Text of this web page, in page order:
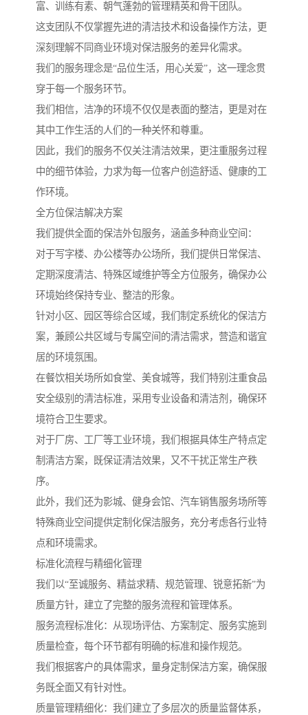
富、训练有素、朝气蓬勃的管理精英和骨干团队。
这支团队不仅掌握先进的清洁技术和设备操作方法，更
深刻理解不同商业环境对保洁服务的差异化需求。
我们的服务理念是“品位生活，用心关爱”，这一理念贯
穿于每一个服务环节。
我们相信，洁净的环境不仅仅是表面的整洁，更是对在
其中工作生活的人们的一种关怀和尊重。
因此，我们的服务不仅关注清洁效果，更注重服务过程
中的细节体验，力求为每一位客户创造舒适、健康的工
作环境。
全方位保洁解决方案
我们提供全面的保洁外包服务，涵盖多种商业空间：
对于写字楼、办公楼等办公场所，我们提供日常保洁、
定期深度清洁、特殊区域维护等全方位服务，确保办公
环境始终保持专业、整洁的形象。
针对小区、园区等综合区域，我们制定系统化的保洁方
案，兼顾公共区域与专属空间的清洁需求，营造和谐宜
居的环境氛围。
在餐饮相关场所如食堂、美食城等，我们特别注重食品
安全级别的清洁标准，采用专业设备和清洁剂，确保环
境符合卫生要求。
对于厂房、工厂等工业环境，我们根据具体生产特点定
制清洁方案，既保证清洁效果，又不干扰正常生产秩
序。
此外，我们还为影城、健身会馆、汽车销售服务场所等
特殊商业空间提供定制化保洁服务，充分考虑各行业特
点和环境需求。
标准化流程与精细化管理
我们以“至诚服务、精益求精、规范管理、锐意拓新”为
质量方针，建立了完整的服务流程和管理体系。
服务流程标准化：从现场评估、方案制定、服务实施到
质量检查，每个环节都有明确的标准和操作规范。
我们根据客户的具体需求，量身定制保洁方案，确保服
务既全面又有针对性。
质量管理精细化：我们建立了多层次的质量监督体系，